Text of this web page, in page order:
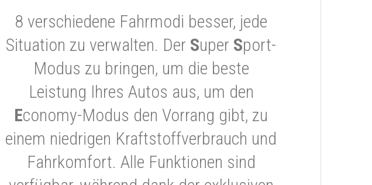
8 verschiedene Fahrmodi besser, jede
Situation zu verwalten. Der Super Sport-
Modus zu bringen, um die beste
Leistung Ihres Autos aus, um den
Economy-Modus den Vorrang gibt, zu
einem niedrigen Kraftstoffverbrauch und
Fahrkomfort. Alle Funktionen sind